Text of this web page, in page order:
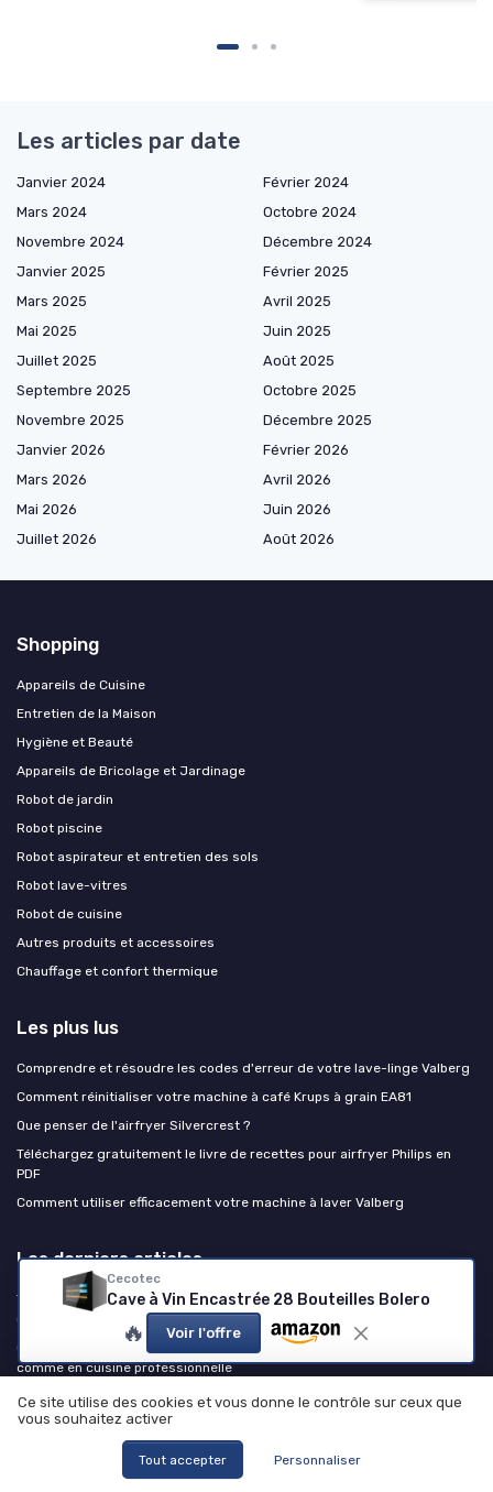
Cecotec
Cave à Vin Encastrée 28 Bouteilles Bolero
🔥 Voir l'offre
Les articles par date
Janvier 2024
Février 2024
Mars 2024
Octobre 2024
Novembre 2024
Décembre 2024
Janvier 2025
Février 2025
Mars 2025
Avril 2025
Mai 2025
Juin 2025
Juillet 2025
Août 2025
Septembre 2025
Octobre 2025
Novembre 2025
Décembre 2025
Janvier 2026
Février 2026
Mars 2026
Avril 2026
Mai 2026
Juin 2026
Juillet 2026
Août 2026
Shopping
Appareils de Cuisine
Entretien de la Maison
Hygiène et Beauté
Appareils de Bricolage et Jardinage
Robot de jardin
Robot piscine
Robot aspirateur et entretien des sols
Robot lave-vitres
Robot de cuisine
Autres produits et accessoires
Chauffage et confort thermique
Les plus lus
Comprendre et résoudre les codes d'erreur de votre lave-linge Valberg
Comment réinitialiser votre machine à café Krups à grain EA81
Que penser de l'airfryer Silvercrest ?
Téléchargez gratuitement le livre de recettes pour airfryer Philips en
PDF
Comment utiliser efficacement votre machine à laver Valberg
Les derniers articles
Test Revlon RVDR5222 One-Step : la brosse soufflante qui simplifie
(vraiment) le brushing à la maison
Caisson isotherme : l’allié discret de la chaîne du froid à la maison
comme en cuisine professionnelle
Climatiseurs et ventilateurs : 1,9 million d'appareils vendus en deux
semaines, les leçons d'une ruée record
Test Festool EHL 65 EQ-Plus : le petit rabot qui fait du boulot de grand
Test Atlantic Kit VMC Hygrogenius Flex : une VMC simple flux qui fait le
Ce site utilise des cookies et vous donne le contrôle sur ceux que
vous souhaitez activer
Tout accepter Personnaliser